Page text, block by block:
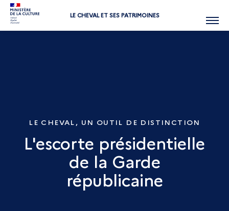
LE CHEVAL ET SES PATRIMOINES Menu
LE CHEVAL, UN OUTIL DE DISTINCTION
L'escorte présidentielle
de la Garde
républicaine